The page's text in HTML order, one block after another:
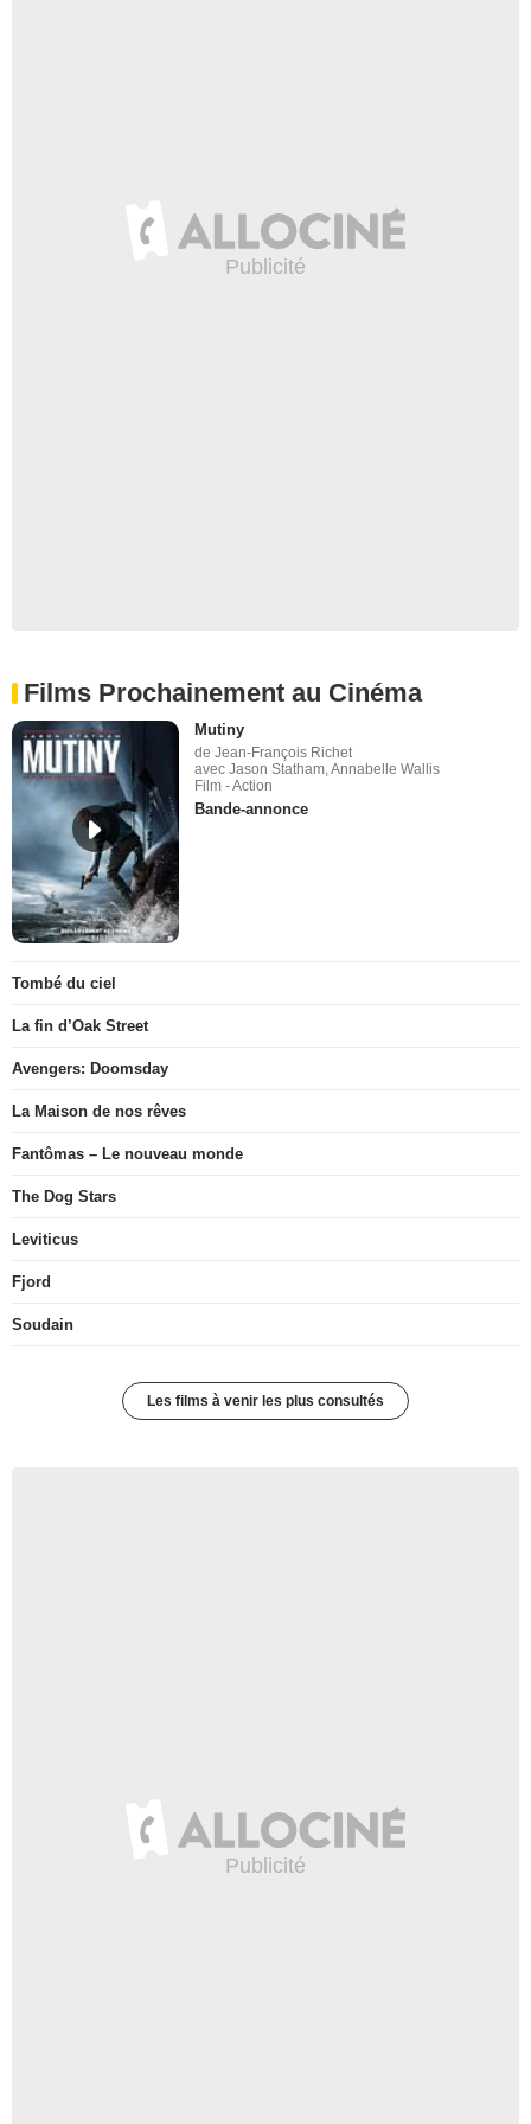
Films Prochainement au Cinéma
Mutiny
de Jean-François Richet
avec Jason Statham, Annabelle Wallis
Film - Action
Bande-annonce
Tombé du ciel
La fin d’Oak Street
Avengers: Doomsday
La Maison de nos rêves
Fantômas – Le nouveau monde
The Dog Stars
Leviticus
Fjord
Soudain
Les films à venir les plus consultés